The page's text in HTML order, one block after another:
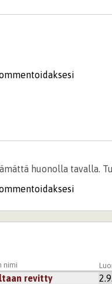
huonolla tavalla.
nimi
revitty